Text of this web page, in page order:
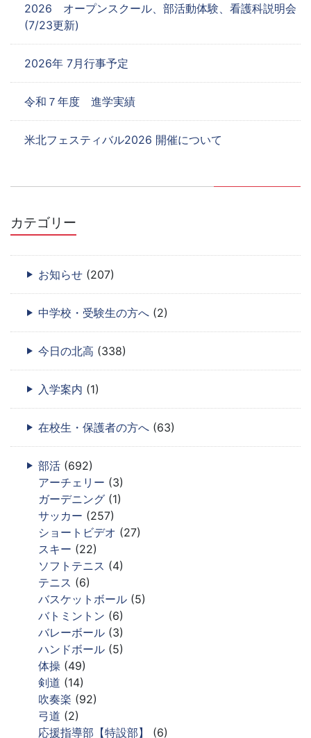
2026 オープンスクール、部活動体験、看護科説明会
(7/23更新)
2026年 7月行事予定
令和７年度 進学実績
米北フェスティバル2026 開催について
カテゴリー
お知らせ (207)
中学校・受験生の方へ (2)
今日の北高 (338)
入学案内 (1)
在校生・保護者の方へ (63)
部活 (692)
アーチェリー (3)
ガーデニング (1)
サッカー (257)
ショートビデオ (27)
スキー (22)
ソフトテニス (4)
テニス (6)
バスケットボール (5)
バトミントン (6)
バレーボール (3)
ハンドボール (5)
体操 (49)
剣道 (14)
吹奏楽 (92)
弓道 (2)
応援指導部【特設部】
(6)